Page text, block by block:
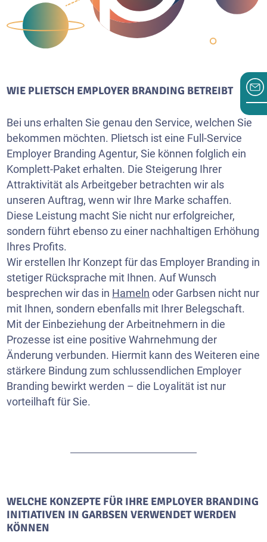
WIE PLIETSCH EMPLOYER BRANDING BETREIBT
Bei uns erhalten Sie genau den Service, welchen Sie
bekommen möchten. Plietsch ist eine Full-Service
Employer Branding Agentur, Sie können folglich ein
Komplett-Paket erhalten. Die Steigerung Ihrer
Attraktivität als Arbeitgeber betrachten wir als
unseren Auftrag, wenn wir Ihre Marke schaffen.
Diese Leistung macht Sie nicht nur erfolgreicher,
sondern führt ebenso zu einer nachhaltigen Erhöhung
Ihres Profits.
Wir erstellen Ihr Konzept für das Employer Branding in
stetiger Rücksprache mit Ihnen. Auf Wunsch
besprechen wir das in Hameln oder Garbsen nicht nur
mit Ihnen, sondern ebenfalls mit Ihrer Belegschaft.
Mit der Einbeziehung der Arbeitnehmern in die
Prozesse ist eine positive Wahrnehmung der
Änderung verbunden. Hiermit kann des Weiteren eine
stärkere Bindung zum schlussendlichen Employer
Branding bewirkt werden – die Loyalität ist nur
vorteilhaft für Sie.
WELCHE KONZEPTE FÜR IHRE EMPLOYER BRANDING
INITIATIVEN IN GARBSEN VERWENDET WERDEN
KÖNNEN